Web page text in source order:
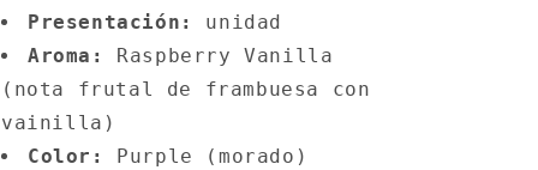
Presentación:
unidad
Aroma:
Raspberry Vanilla
(nota frutal de frambuesa con
vainilla)
Color:
Purple (morado)